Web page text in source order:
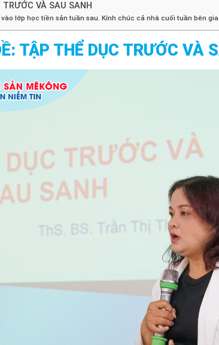
TRƯỚC VÀ SAU SANH
lớp học tiền sản tuần sau. Kính chúc cả nhà cuối tuần bên
TẬP THỂ DỤC TRƯỚC VÀ